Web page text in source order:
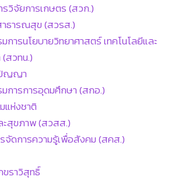
วิจัยการเกษตร (สวก.)
ธารณสุข (สวรส.)
ารนโยบายวิทยาศาสตร์ เทคโนโลยีและ
สวทน.)
ญญา
การการอุดมศึกษา (สกอ.)
แห่งชาติ
สุขภาพ (สวสส.)
จัดการความรู้เพื่อสังคม (สคส.)
ขราวิสุทธิ์